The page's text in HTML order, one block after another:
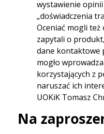
wystawienie
„doświadczenia
Oceniać mogli
zapytali o
dane kontaktowe
mogło
korzystających z
naruszać ich
UOKiK Tomasz
Na